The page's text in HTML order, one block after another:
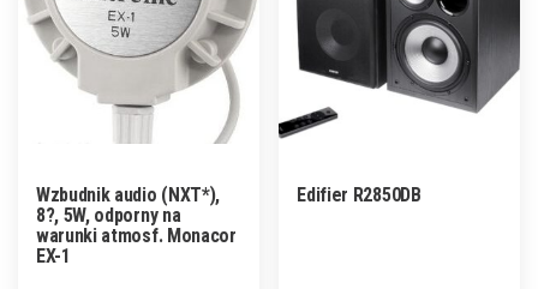
Wzbudnik audio (NXT*),
8?, 5W, odporny na
warunki atmosf. Monacor
EX-1
Edifier R2850DB